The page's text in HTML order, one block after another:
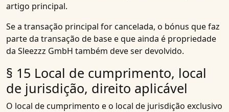
artigo principal.
Se a transação principal for cancelada, o bónus que faz
parte da transação de base e que ainda é propriedade
da Sleezzz GmbH também deve ser devolvido.
§ 15 Local de cumprimento, local
de jurisdição, direito aplicável
O local de cumprimento e o local de jurisdição exclusivo